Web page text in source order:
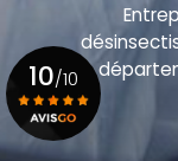
10/10
Voir le certificat